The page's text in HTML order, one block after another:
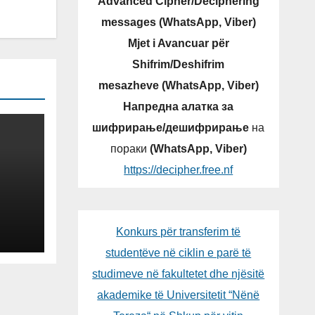
messages (WhatsApp, Viber)
Mjet i Avancuar për
Shifrim/Deshifrim
mesazheve (WhatsApp, Viber)
Напредна алатка за
шифрирање/дешифрирање на
пораки (WhatsApp, Viber)
https://decipher.free.nf
Konkurs për transferim të
studentëve në ciklin e parë të
studimeve në fakultetet dhe njësitë
akademike të Universitetit “Nënë